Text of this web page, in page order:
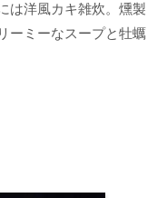
は洋風カキ雑炊。燻製
ーミーなスープと牡蠣